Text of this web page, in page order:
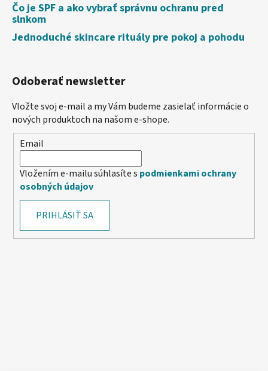
Čo je SPF a ako vybrať správnu ochranu pred
slnkom
Jednoduché skincare rituály pre pokoj a pohodu
Odoberať newsletter
Vložte svoj e-mail a my Vám budeme zasielať informácie o
nových produktoch na našom e-shope.
Email
Vložením e-mailu súhlasíte s podmienkami ochrany
osobných údajov
PRIHLÁSIŤ SA